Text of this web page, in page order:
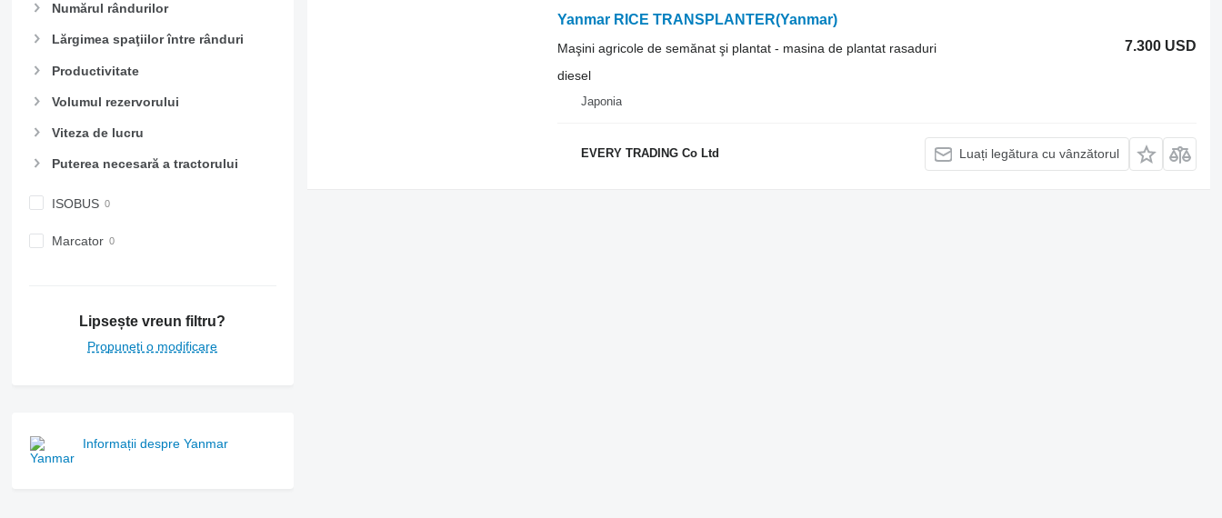
Numărul rândurilor
Lărgimea spaţiilor între rânduri
Productivitate
Volumul rezervorului
Viteza de lucru
Puterea necesară a tractorului
ISOBUS
Marcator
Lipsește vreun filtru?
Propuneți o modificare
Informații despre Yanmar
Yanmar RICE TRANSPLANTER(Yanmar)
7.300 USD
Maşini agricole de semănat şi plantat - masina de plantat rasaduri
diesel
Japonia
EVERY TRADING Co Ltd Luați legătura cu vânzătorul